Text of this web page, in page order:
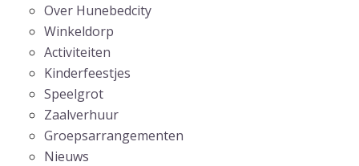
Over Hunebedcity
Winkeldorp
Activiteiten
Kinderfeestjes
Speelgrot
Zaalverhuur
Groepsarrangementen
Nieuws